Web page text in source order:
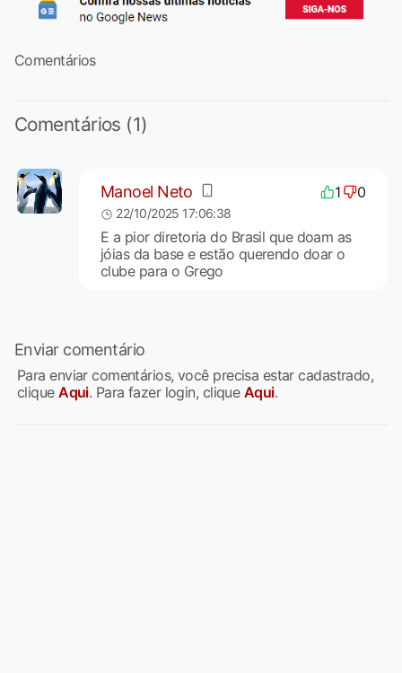
Comentários
Comentários (1)
Manoel Neto 1 0
22/10/2025 17:06:38
E a pior diretoria do Brasil que doam as
jóias da base e estão querendo doar o
clube para o Grego
Enviar comentário
Para enviar comentários, você precisa estar cadastrado,
cliqueAqui. Para fazer login, clique Aqui.